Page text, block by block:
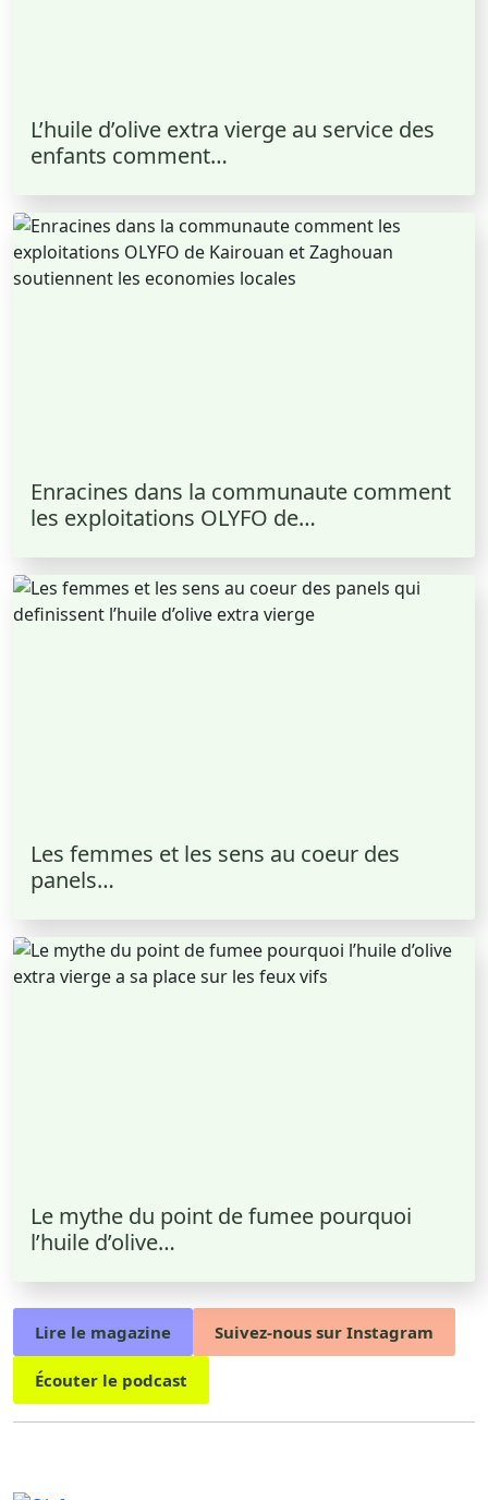
L’huile d’olive extra vierge au service des
enfants comment…
Enracines dans la communaute comment
les exploitations OLYFO de…
Les femmes et les sens au coeur des
panels…
Le mythe du point de fumee pourquoi
l’huile d’olive…
Lire le magazine Suivez-nous sur Instagram
Écouter le podcast